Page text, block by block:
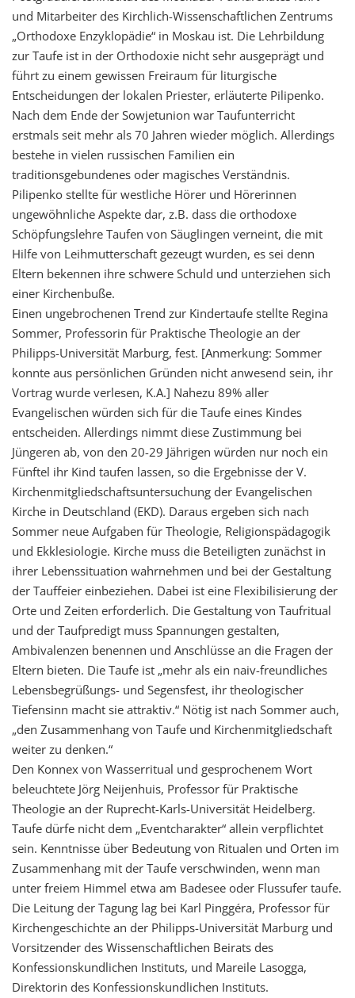
und Mitarbeiter des Kirchlich-Wissenschaftlichen Zentrums
„Orthodoxe Enzyklopädie“ in Moskau ist. Die Lehrbildung
zur Taufe ist in der Orthodoxie nicht sehr ausgeprägt und
führt zu einem gewissen Freiraum für liturgische
Entscheidungen der lokalen Priester, erläuterte Pilipenko.
Nach dem Ende der Sowjetunion war Taufunterricht
erstmals seit mehr als 70 Jahren wieder möglich. Allerdings
bestehe in vielen russischen Familien ein
traditionsgebundenes oder magisches Verständnis.
Pilipenko stellte für westliche Hörer und Hörerinnen
ungewöhnliche Aspekte dar, z.B. dass die orthodoxe
Schöpfungslehre Taufen von Säuglingen verneint, die mit
Hilfe von Leihmutterschaft gezeugt wurden, es sei denn
Eltern bekennen ihre schwere Schuld und unterziehen sich
einer Kirchenbuße.
Einen ungebrochenen Trend zur Kindertaufe stellte Regina
Sommer, Professorin für Praktische Theologie an der
Philipps-Universität Marburg, fest. [Anmerkung: Sommer
konnte aus persönlichen Gründen nicht anwesend sein, ihr
Vortrag wurde verlesen, K.A.] Nahezu 89% aller
Evangelischen würden sich für die Taufe eines Kindes
entscheiden. Allerdings nimmt diese Zustimmung bei
Jüngeren ab, von den 20-29 Jährigen würden nur noch ein
Fünftel ihr Kind taufen lassen, so die Ergebnisse der V.
Kirchenmitgliedschaftsuntersuchung der Evangelischen
Kirche in Deutschland (EKD). Daraus ergeben sich nach
Sommer neue Aufgaben für Theologie, Religionspädagogik
und Ekklesiologie. Kirche muss die Beteiligten zunächst in
ihrer Lebenssituation wahrnehmen und bei der Gestaltung
der Tauffeier einbeziehen. Dabei ist eine Flexibilisierung der
Orte und Zeiten erforderlich. Die Gestaltung von Taufritual
und der Taufpredigt muss Spannungen gestalten,
Ambivalenzen benennen und Anschlüsse an die Fragen der
Eltern bieten. Die Taufe ist „mehr als ein naiv-freundliches
Lebensbegrüßungs- und Segensfest, ihr theologischer
Tiefensinn macht sie attraktiv.“ Nötig ist nach Sommer auch,
„den Zusammenhang von Taufe und Kirchenmitgliedschaft
weiter zu denken.“
Den Konnex von Wasserritual und gesprochenem Wort
beleuchtete Jörg Neijenhuis, Professor für Praktische
Theologie an der Ruprecht-Karls-Universität Heidelberg.
Taufe dürfe nicht dem „Eventcharakter“ allein verpflichtet
sein. Kenntnisse über Bedeutung von Ritualen und Orten im
Zusammenhang mit der Taufe verschwinden, wenn man
unter freiem Himmel etwa am Badesee oder Flussufer taufe.
Die Leitung der Tagung lag bei Karl Pinggéra, Professor für
Kirchengeschichte an der Philipps-Universität Marburg und
Vorsitzender des Wissenschaftlichen Beirats des
Konfessionskundlichen Instituts, und Mareile Lasogga,
Direktorin des Konfessionskundlichen Instituts.